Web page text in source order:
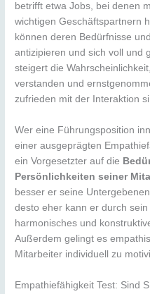
betrifft etwa Jobs, bei denen
wichtigen Geschäftspartnern
können deren Bedürfnisse
antizipieren und sich voll und
steigert die
verstanden und
zufrieden mit der Interaktion
Wer eine Führungsposition
einer ausgeprägten
ein Vorgesetzter auf die
Persönlichkeiten seiner
besser er seine
desto eher kann er durch
harmonisches und
Außerdem gelingt es
Mitarbeiter individuell zu
Empathiefähigkeit Test: Sind